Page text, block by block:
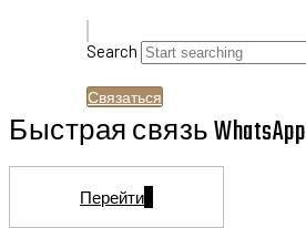
Search
Связаться
Быстрая связь WhatsApp
Перейти